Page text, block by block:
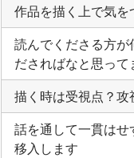
作品を描く上で気を
読んでくださる方が
ださればなと思って
描く時は受視点？攻
話を通して一貫は
移入します